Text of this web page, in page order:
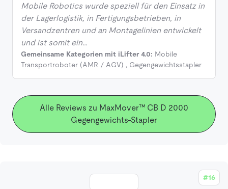
Mobile Robotics wurde speziell für den Einsatz in
der Lagerlogistik, in Fertigungsbetrieben, in
Versandzentren und an Montagelinien entwickelt
und ist somit ein…
Gemeinsame Kategorien mit iLifter 4.0: Mobile
Transportroboter (AMR / AGV) , Gegengewichtsstapler
Alle Reviews zu MaxMover™ CB D 2000
Gegengewichts-Stapler
#16